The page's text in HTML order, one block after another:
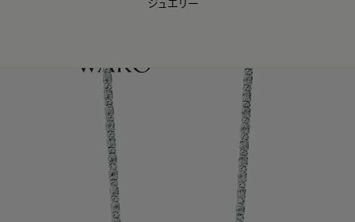
WAKO Membership Program連携はこちら
ジュエリー